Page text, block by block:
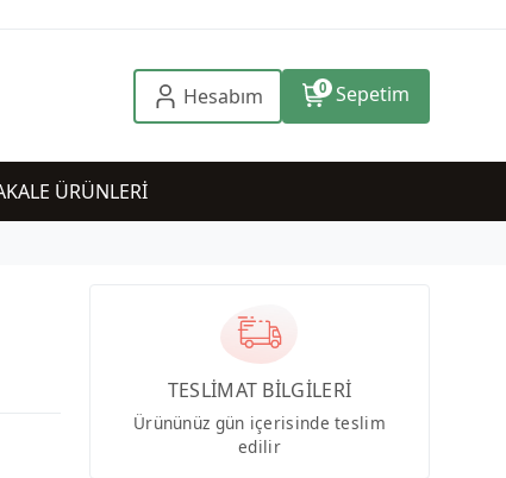
Hesabım 0 Sepetim
ÜRÜNLERİ
TESLİMAT BİLGİLERİ
Ürününüz gün içerisinde teslim
edilir